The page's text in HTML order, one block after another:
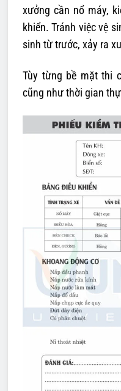
xưởng cần nổ máy,
khiển. Tránh việc vệ
sinh từ trước, xảy ra
Tùy từng bề mặt thi
cũng như thời gian